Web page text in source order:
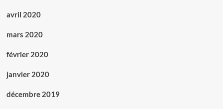
avril 2020
mars 2020
février 2020
janvier 2020
décembre 2019